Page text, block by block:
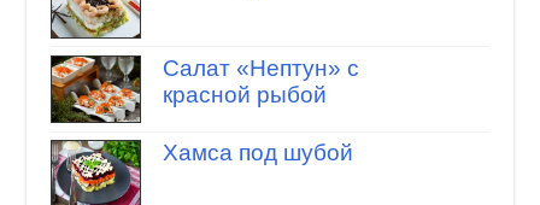
Салат «Нептун» с
красной рыбой
Хамса под шубой